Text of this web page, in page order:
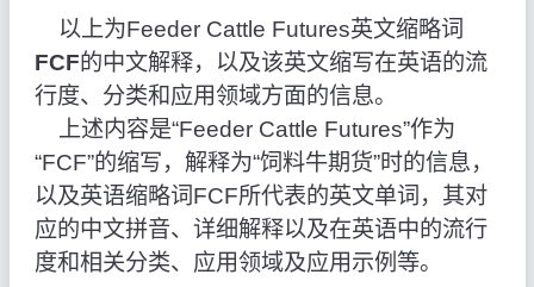
以上为Feeder Cattle Futures英文缩略词
FCF的中文解释，以及该英文缩写在英语的流
行度、分类和应用领域方面的信息。
上述内容是“Feeder Cattle Futures”作为
“FCF”的缩写，解释为“饲料牛期货”时的信息，
以及英语缩略词FCF所代表的英文单词，其对
应的中文拼音、详细解释以及在英语中的流行
度和相关分类、应用领域及应用示例等。